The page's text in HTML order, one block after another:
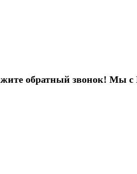
обратный звонок! Мы с